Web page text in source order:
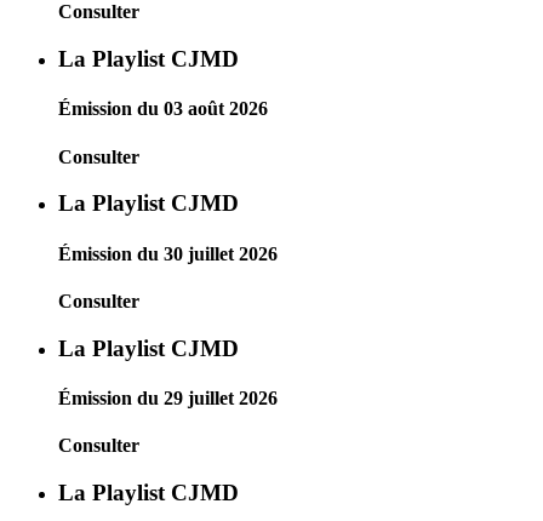
Consulter
La Playlist CJMD
Émission du 03 août 2026
Consulter
La Playlist CJMD
Émission du 30 juillet 2026
Consulter
La Playlist CJMD
Émission du 29 juillet 2026
Consulter
La Playlist CJMD